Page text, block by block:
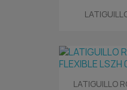
LATIGUILLO